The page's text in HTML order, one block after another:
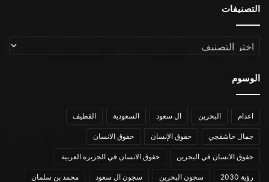
التصنيفات
التصنيفات
الوسوم
اعدام البحرين ال سعود السعودية القطيف
جمال خاشقجي حقوق الإنسان حقوق الانسان
حقوق الانسان في البحرين حقوق الانسان في الجزيرة العربية
رؤية 2030 سجون البحرين سجون ال سعود محمد بن سلمان